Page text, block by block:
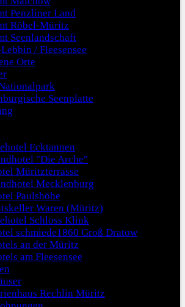
Penzliner Land
Röbel-Müritz
Seenlandschaft
/ Fleesensee
Orte
Seenplatte
Ecktannen
"Die Arche"
Müritzterrasse
Mecklenburg
Paulshöhe
Waren (Müritz)
Schloss Klink
schmiede1860 Groß Dratow
an der Müritz
am Fleesensee
Rechlin Müritz